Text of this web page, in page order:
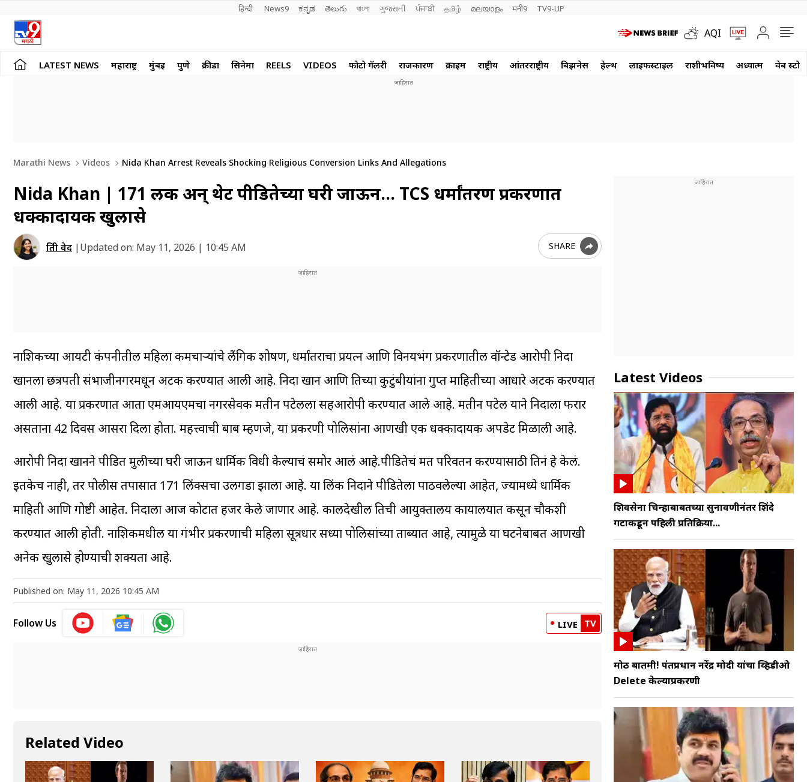
हिन्दी News9 ಕನ್ನಡ తెలుగు বাংলা ગુજરાતી ਪੰਜਾਬੀ தமிழ் മലയാളം मनी9 TV9-UP
AQI
LATEST NEWS महाराष्ट्र मुंबई पुणे क्रीडा सिनेमा REELS VIDEOS फोटो गॅलरी राजकारण क्राईम राष्ट्रीय आंतरराष्ट्रीय बिझनेस हेल्थ लाईफस्टाईल राशीभविष्य अध्यात्म वेब
Marathi News Videos Nida Khan Arrest Reveals Shocking Religious Conversion Links And Allegations
Nida Khan | 171 लिंक अन् थेट पीडितेच्या घरी जाऊन… TCS धर्मांतरण प्रकरणात
धक्कादायक खुलासे
प्रिती वेद |Updated on: May 11, 2026 | 10:45 AM SHARE
नाशिकच्या आयटी कंपनीतील महिला कर्मचाऱ्यांचे लैंगिक शोषण, धर्मांतराचा प्रयत्न आणि विनयभंग प्रकरणातील वॉन्टेड आरोपी निदा
खानला छत्रपती संभाजीनगरमधून अटक करण्यात आली आहे. निदा खान आणि तिच्या कुटुंबीयांना गुप्त माहितीच्या आधारे अटक करण्यात
आली आहे. या प्रकरणात आता एमआयएमचा नगरसेवक मतीन पटेलला सहआरोपी करण्यात आले आहे. मतीन पटेल याने निदाला फरार
असताना 42 दिवस आसरा दिला होता. महत्त्वाची बाब म्हणजे, या प्रकरणी पोलिसांना आणखी एक धक्कादायक अपडेट मिळाली आहे.
आरोपी निदा खानने पीडित मुलीच्या घरी जाऊन धार्मिक विधी केल्याचं समोर आलं आहे.पीडितेचं मत परिवर्तन करण्यासाठी तिनं हे केलं.
इतकेच नाही, तर पोलीस तपासात 171 लिंक्सचा उलगडा झाला आहे. या लिंक निदाने पीडितेला पाठवलेल्या आहेत, ज्यामध्ये धार्मिक
माहिती आणि गोष्टी आहेत. निदाला आज कोर्टात हजर केले जाणार आहे. कालदेखील तिची आयुक्तालय कार्यालयात कसून चौकशी
करण्यात आली होती. नाशिकमधील या गंभीर प्रकरणाची महिला सूत्रधार सध्या पोलिसांच्या ताब्यात आहे, त्यामुळे या घटनेबाबत आणखी
अनेक खुलासे होण्याची शक्यता आहे.
Published on: May 11, 2026 10:45 AM
Follow Us LIVE TV
Related Video
Latest Videos
शिवसेना चिन्हाबाबतच्या सुनावणीनंतर शिंदे
गटाकडून पहिली प्रतिक्रिया...
मोठी बातमी! पंतप्रधान नरेंद्र मोदी यांचा व्हिडीओ
Delete केल्याप्रकरणी